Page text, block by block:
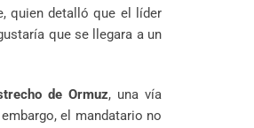
quien detalló que el líder
que se llegara a un
de Ormuz, una vía
el mandatario no